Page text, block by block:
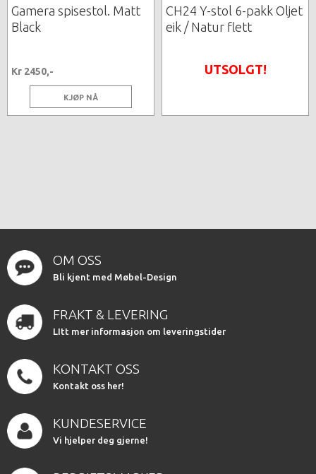
Gamera spisestol. Matt
Black
Kr 2450,-
KJØP NÅ
CH24 Y-stol 6-pakk Oljet
eik / Natur flett
UTSOLGT!
OM OSS
Bli kjent med Møbel-Design
FRAKT & LEVERING
LItt mer informasjon om leveringstider
KONTAKT OSS
Kontakt oss her!
KUNDESERVICE
Vi hjelper deg gjerne!